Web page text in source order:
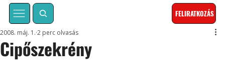
FELIRATKOZÁS
Cipőszekrény
2008. máj. 1. 2 perc olvasás